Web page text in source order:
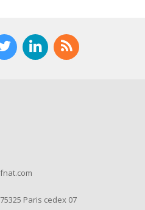
Paris cedex 07